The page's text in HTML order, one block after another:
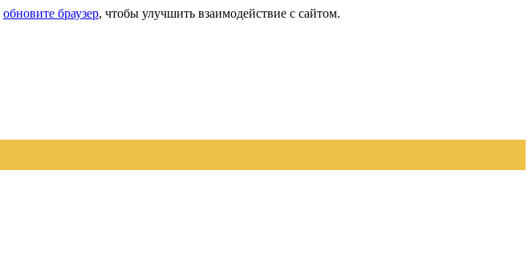
обновите браузер, чтобы улучшить взаимодействие с сайтом.